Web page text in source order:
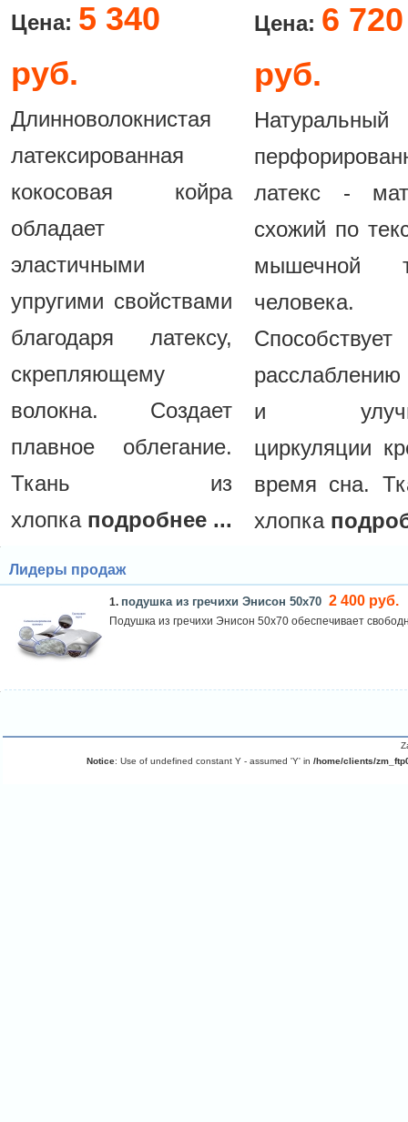
Цена: 5 340
руб.
Длинноволокнистая
латексированная
кокосовая койра
обладает
эластичными
упругими свойствами
благодаря латексу,
скрепляющему
волокна. Создает
плавное облегание.
Ткань из
хлопка подробнее ...
Цена: 6 720
руб.
Натуральный
латекс -
схожий по
мышечной
человека.
Способствует
и
циркуляции
время сна.
хлопка
Лидеры продаж
1. подушка из гречихи Энисон 50х70 2 400 руб.
Подушка из гречихи Энисон 50х70 обеспечивает
Notice: Use of undefined constant Y - assumed 'Y' in /home/clients/